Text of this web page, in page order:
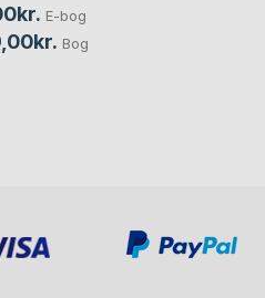
E-bog
Bog